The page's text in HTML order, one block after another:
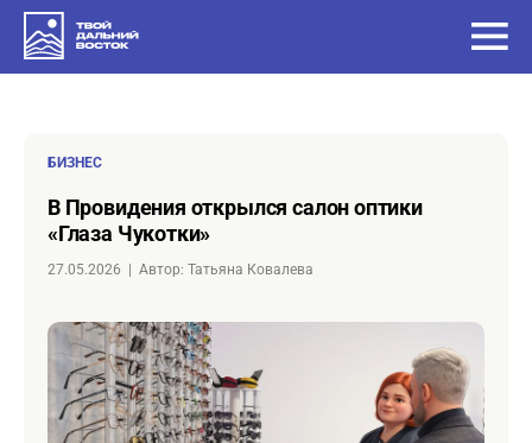
БИЗНЕС
в Провидения открылся салон оптики
«Глаза Чукотки»
27.05.2026 Автор: Татьяна Ковалева